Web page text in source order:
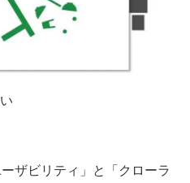
ザビリティ」と「クローラ